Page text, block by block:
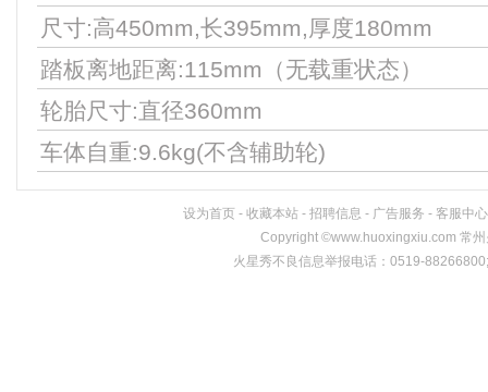
尺寸:高450mm,长395mm,厚度180mm
踏板离地距离:115mm（无载重状态）
轮胎尺寸:直径360mm
车体自重:9.6kg(不含辅助轮)
设为首页 - 收藏本站 - 招聘信息 - 广告服务 - 客服中心
Copyright ©www.huoxingxiu.com 常
火星秀不良信息举报电话：0519-